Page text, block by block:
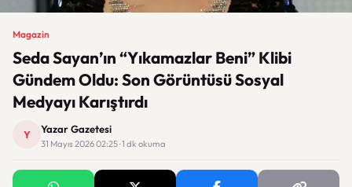
Magazin
Seda Sayan’ın “Yıkamazlar Beni” Klibi
Gündem Oldu: Son Görüntüsü Sosyal
Medyayı Karıştırdı
Y Yazar Gazetesi
31 Mayıs 2026 02:25 · 1 dk okuma